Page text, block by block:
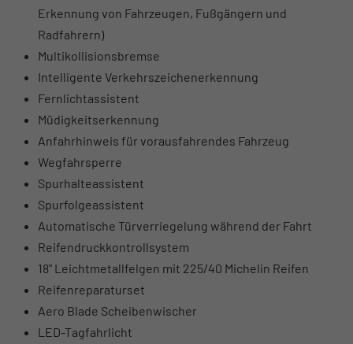
Erkennung von Fahrzeugen, Fußgängern und
Radfahrern)
Multikollisionsbremse
Intelligente Verkehrszeichenerkennung
Fernlichtassistent
Müdigkeitserkennung
Anfahrhinweis für vorausfahrendes Fahrzeug
Wegfahrsperre
Spurhalteassistent
Spurfolgeassistent
Automatische Türverriegelung während der Fahrt
Reifendruckkontrollsystem
18" Leichtmetallfelgen mit 225/40 Michelin Reifen
Reifenreparaturset
Aero Blade Scheibenwischer
LED-Tagfahrlicht